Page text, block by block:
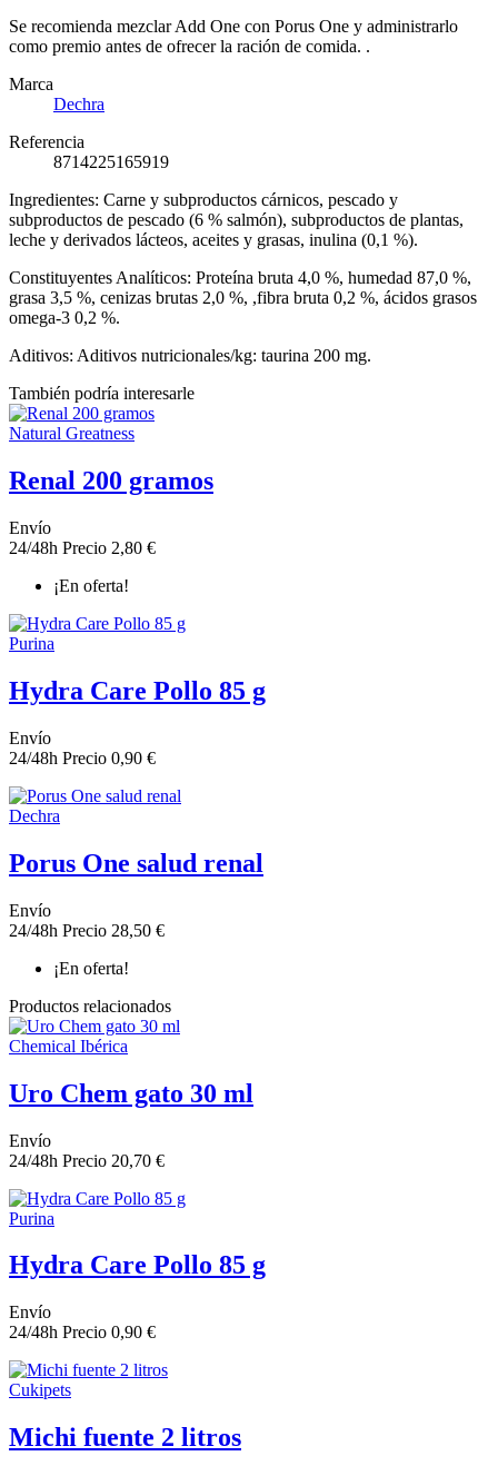
Se recomienda mezclar Add One con Porus One y administrarlo
como premio antes de ofrecer la ración de comida. .
Marca
Dechra
Referencia
8714225165919
Ingredientes: Carne y subproductos cárnicos, pescado y
subproductos de pescado (6 % salmón), subproductos de plantas,
leche y derivados lácteos, aceites y grasas, inulina (0,1 %).
Constituyentes Analíticos: Proteína bruta 4,0 %, humedad 87,0 %,
grasa 3,5 %, cenizas brutas 2,0 %, ,fibra bruta 0,2 %, ácidos grasos
omega-3 0,2 %.
Aditivos: Aditivos nutricionales/kg: taurina 200 mg.
También podría interesarle
Natural Greatness
Renal 200 gramos
Envío
24/48h Precio 2,80 €
¡En oferta!
Purina
Hydra Care Pollo 85 g
Envío
24/48h Precio 0,90 €
Dechra
Porus One salud renal
Envío
24/48h Precio 28,50 €
¡En oferta!
Productos relacionados
Chemical Ibérica
Uro Chem gato 30 ml
Envío
24/48h Precio 20,70 €
Purina
Hydra Care Pollo 85 g
Envío
24/48h Precio 0,90 €
Cukipets
Michi fuente 2 litros